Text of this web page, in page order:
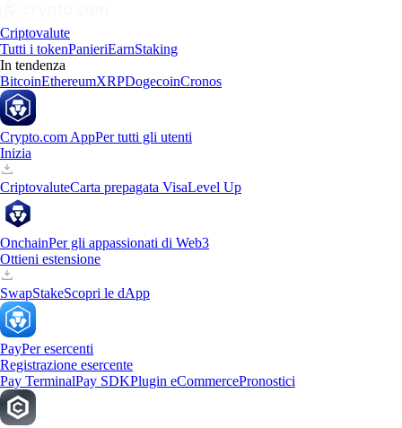
Criptovalute
Tutti i tokenPanieriEarnStaking
In tendenza
BitcoinEthereumXRPDogecoinCronos
Crypto.com AppPer tutti gli utenti
Inizia
CriptovaluteCarta prepagata VisaLevel Up
OnchainPer gli appassionati di Web3
Ottieni estensione
SwapStakeScopri le dApp
PayPer esercenti
Registrazione esercente
Pay TerminalPay SDKPlugin eCommercePronostici